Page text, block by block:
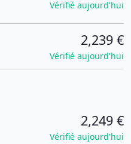
Vérifié aujourd'hui
2,239 €
Vérifié aujourd'hui
2,249 €
Vérifié aujourd'hui